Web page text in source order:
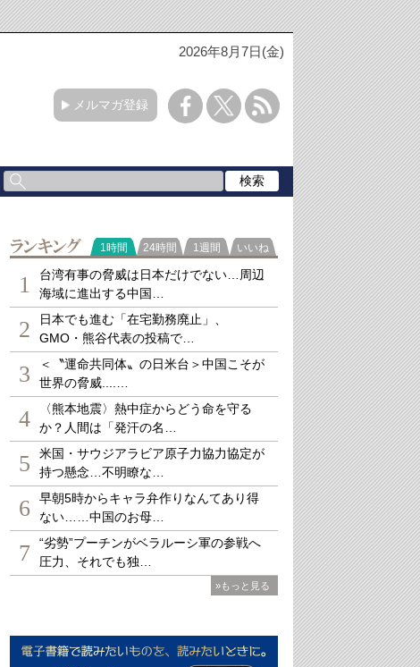
2026年8月7日(金)
メルマガ登録
ランキング
1時間 24時間 1週間 いいね
1
台湾有事の脅威は日本だけでない…周辺
海域に進出する中国…
2
日本でも進む「在宅勤務廃止」、
GMO・熊谷代表の投稿で…
3
＜〝運命共同体〟の日米台＞中国こそが
世界の脅威....…
4
〈熊本地震〉熱中症からどう命を守る
か？人間は「発汗の名…
5
米国・サウジアラビア原子力協力協定が
持つ懸念…不明瞭な…
6
早朝5時からキャラ弁作りなんてあり得
ない……中国のお母…
7
“劣勢”プーチンがベラルーシ軍の参戦へ
圧力、それでも独…
»もっと見る